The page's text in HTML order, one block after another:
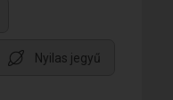
Nyilas jegyű